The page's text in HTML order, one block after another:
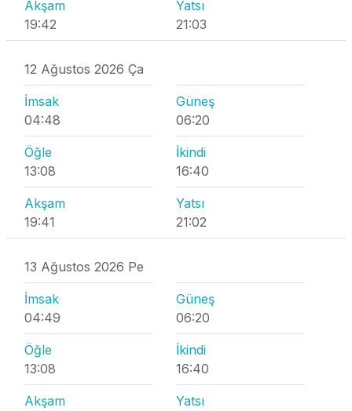
Akşam
19:42
Yatsı
21:03
12 Ağustos 2026 Ça
İmsak
04:48
Güneş
06:20
Öğle
13:08
İkindi
16:40
Akşam
19:41
Yatsı
21:02
13 Ağustos 2026 Pe
İmsak
04:49
Güneş
06:20
Öğle
13:08
İkindi
16:40
Akşam
Yatsı